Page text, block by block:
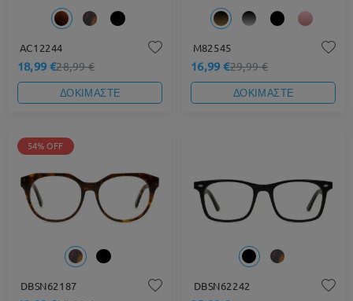
AC12244
18,99 €28,99 €
ΔΟΚΙΜΑΣΤΕ
M82545
16,99 €29,99 €
ΔΟΚΙΜΑΣΤΕ
54% OFF
DBSN62187 DBSN62242